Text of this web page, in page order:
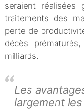
seraient
traitements des
perte de
décès
milliards.
Les
largement